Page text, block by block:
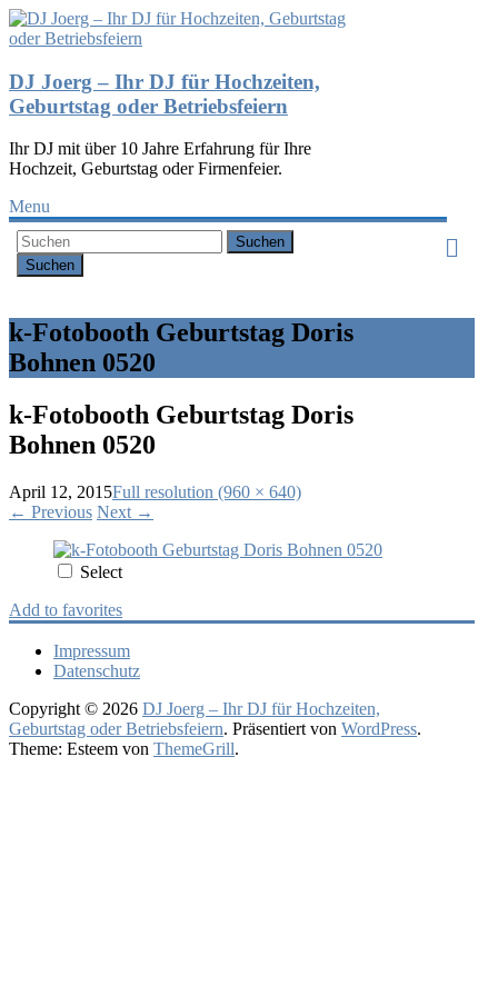
DJ Joerg – Ihr DJ für Hochzeiten,
Geburtstag oder Betriebsfeiern
Ihr DJ mit über 10 Jahre Erfahrung für Ihre
Hochzeit, Geburtstag oder Firmenfeier.
Menu
Suchen
k-Fotobooth Geburtstag Doris
Bohnen 0520
k-Fotobooth Geburtstag Doris
Bohnen 0520
April 12, 2015Full resolution (960 × 640)
← Previous Next →
Select
Add to favorites
Impressum
Datenschutz
Copyright © 2026 DJ Joerg – Ihr DJ für Hochzeiten,
Geburtstag oder Betriebsfeiern. Präsentiert von WordPress.
Theme: Esteem von ThemeGrill.